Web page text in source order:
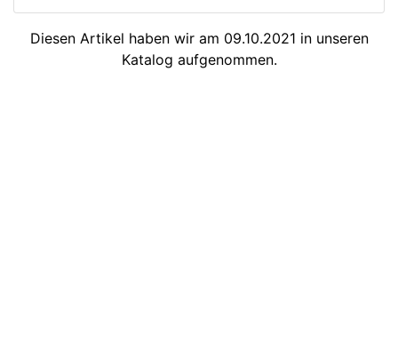
Diesen Artikel haben wir am 09.10.2021 in unseren
Katalog aufgenommen.